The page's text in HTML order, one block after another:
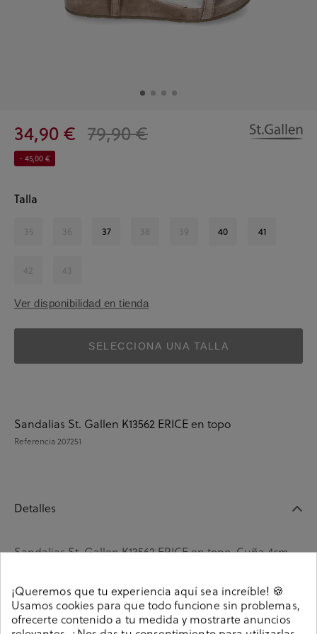
34,90 € 79,90 €
- 45,00 €
Talla
35 36 37 38 39 40 41
42 43
Ver disponibilidad en tienda
SELECCIONA UNA TALLA
Sandalias St. Gallen K13562 ERICE en topo
Referencia207251
Detalles
Sandalias St. Gallen K13562 ERICE en topo. Cuña 4cm,
plantilla no es extraible. Hecho en India
Referencia207251
¡Queremos que tu experiencia aquí sea increíble! 🍪
Usamos cookies para que todo funcione sin problemas,
ofrecerte contenido a tu medida y mostrarte anuncios